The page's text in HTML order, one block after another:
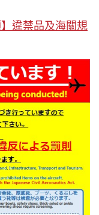
】違禁品及海關規